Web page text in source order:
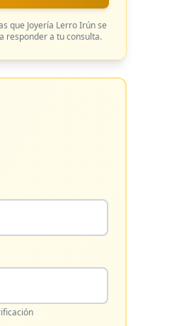
que Joyería Lerro Irúnse
responder a tu consulta.